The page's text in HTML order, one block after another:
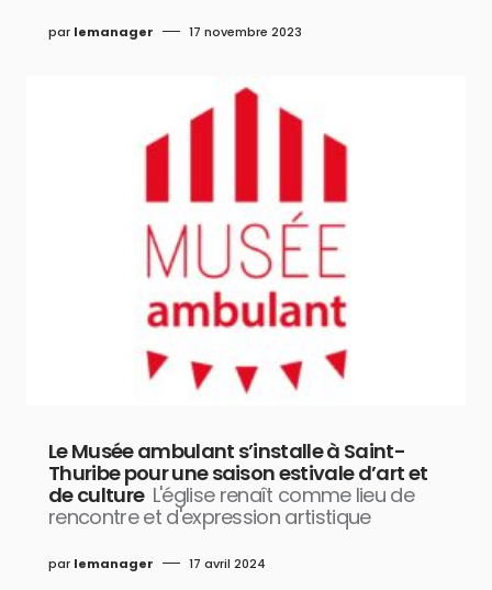
par lemanager 17 novembre 2023
Le Musée ambulant s’installe à Saint-
Thuribe pour une saison estivale d’art et
de culture L'église renaît comme lieu de
rencontre et d'expression artistique
par lemanager 17 avril 2024